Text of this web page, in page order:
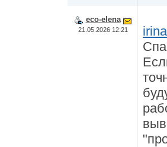
eco-elena
21.05.2026 12:21